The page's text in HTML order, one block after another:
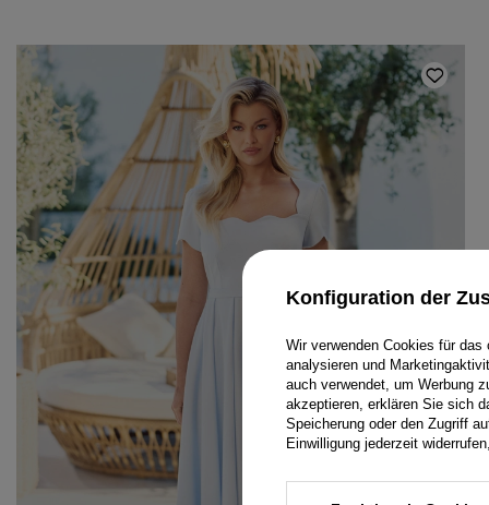
DAMENOVERALLS
T-SHIRTS
TRAININGSANZÜGE
SCHMUCK
HAARGUMMIS
MIDI
MAXI
Konfiguration der
Wir verwenden Cookies für
analysieren und
auch verwendet, um Werbung
akzeptieren, erklären Sie sich
Speicherung oder den Zugriff
Einwilligung jederzeit